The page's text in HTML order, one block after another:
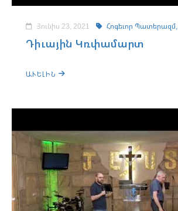
Յունիս 23, 2021 Հոգեւոր Պատերազմ,
Դիւային Կռփամարտ
ԱՒԵԼԻՆ